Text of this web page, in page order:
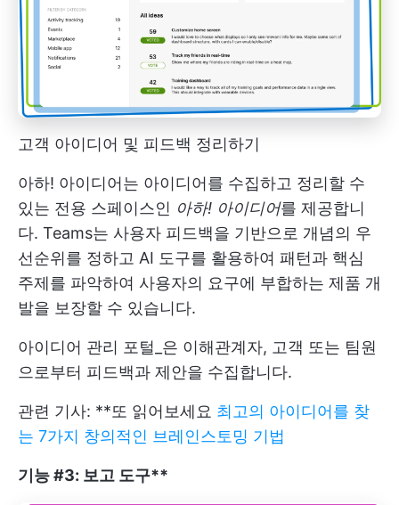
고객 아이디어 및 피드백 정리하기
아하! 아이디어는 아이디어를 수집하고 정리할 수
있는 전용 스페이스인 아하! 아이디어를 제공합니
다. Teams는 사용자 피드백을 기반으로 개념의 우
선순위를 정하고 AI 도구를 활용하여 패턴과 핵심
주제를 파악하여 사용자의 요구에 부합하는 제품 개
발을 보장할 수 있습니다.
아이디어 관리 포털_은 이해관계자, 고객 또는 팀원
으로부터 피드백과 제안을 수집합니다.
관련 기사: **또 읽어보세요 최고의 아이디어를 찾
는 7가지 창의적인 브레인스토밍 기법
기능 #3: 보고 도구**